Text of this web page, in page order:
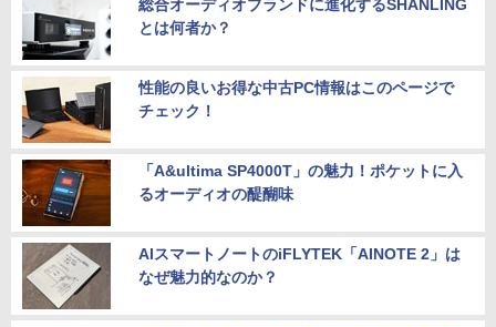
総合オーディオブランドに進化するSHANLING
とは何者か？
性能の良いお得な中古PC情報はこのページで
チェック！
「A&ultima SP4000T」の魅力！ポケットに入
るオーディオの醍醐味
AIスマートノートのiFLYTEK「AINOTE 2」は
なぜ魅力的なのか？